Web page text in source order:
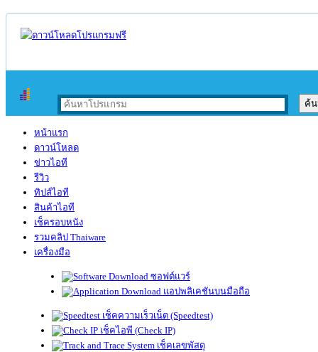
หน้าแรก
ดาวน์โหลด
ข่าวไอที
รีวิว
ทิปส์ไอที
สินค้าไอที
เช็ครอบหนัง
รวมคลิป Thaiware
เครื่องมือ
ซอฟต์แวร์
แอปพลิเคชันบนมือถือ
เช็คความเร็วเน็ต (Speedtest)
เช็คไอพี (Check IP)
เช็คเลขพัสดุ